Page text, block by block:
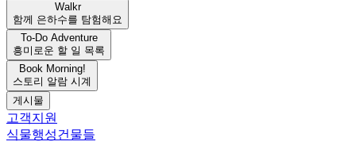
Walkr
함께 은하수를 탐험해요
To-Do Adventure
흥미로운 할 일 목록
Book Morning!
스토리 알람 시계
게시물
고객지원
식물행성건물들